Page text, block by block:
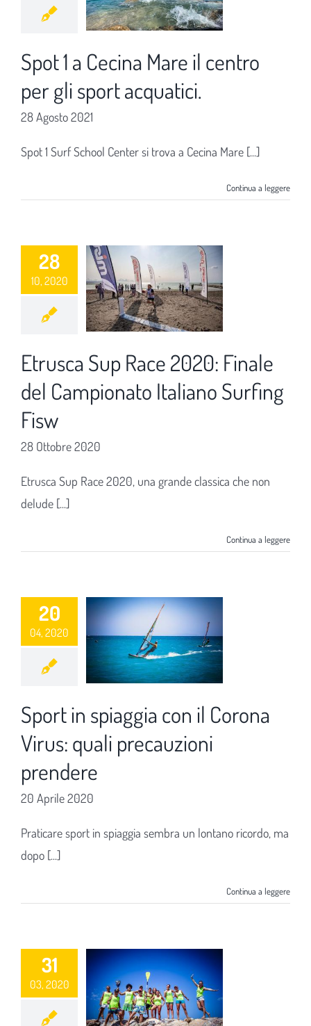
Spot 1 a Cecina Mare il centro
per gli sport acquatici.
28 Agosto 2021
Spot 1 Surf School Center si trova a Cecina Mare [...]
Continua a leggere
28
10, 2020
Etrusca Sup Race 2020: Finale
del Campionato Italiano Surfing
Fisw
28 Ottobre 2020
Etrusca Sup Race 2020, una grande classica che non
delude [...]
Continua a leggere
20
04, 2020
Sport in spiaggia con il Corona
Virus: quali precauzioni
prendere
20 Aprile 2020
Praticare sport in spiaggia sembra un lontano ricordo, ma
dopo [...]
Continua a leggere
31
03, 2020